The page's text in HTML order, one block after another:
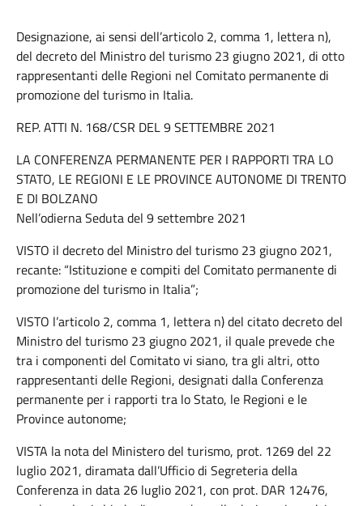
Designazione, ai sensi dell’articolo 2, comma 1, lettera n),
del decreto del Ministro del turismo 23 giugno 2021, di otto
rappresentanti delle Regioni nel Comitato permanente di
promozione del turismo in Italia.
REP. ATTI N. 168/CSR DEL 9 SETTEMBRE 2021
LA CONFERENZA PERMANENTE PER I RAPPORTI TRA LO
STATO, LE REGIONI E LE PROVINCE AUTONOME DI TRENTO
E DI BOLZANO
Nell’odierna Seduta del 9 settembre 2021
VISTO il decreto del Ministro del turismo 23 giugno 2021,
recante: “Istituzione e compiti del Comitato permanente di
promozione del turismo in Italia”;
VISTO l’articolo 2, comma 1, lettera n) del citato decreto del
Ministro del turismo 23 giugno 2021, il quale prevede che
tra i componenti del Comitato vi siano, tra gli altri, otto
rappresentanti delle Regioni, designati dalla Conferenza
permanente per i rapporti tra lo Stato, le Regioni e le
Province autonome;
VISTA la nota del Ministero del turismo, prot. 1269 del 22
luglio 2021, diramata dall’Ufficio di Segreteria della
Conferenza in data 26 luglio 2021, con prot. DAR 12476,